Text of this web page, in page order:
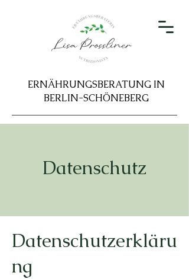
ERNÄHRUNGSBERATUNG IN
BERLIN-SCHÖNEBERG
Datenschutz
Datenschutzerkläru
ng